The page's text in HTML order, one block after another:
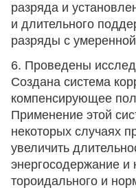
разряда и
и длительного
разряды с
6. Проведены
Создана система
компенсирующее
Применение этой
некоторых случаях
увеличить
энергосодержание и
тороидального и